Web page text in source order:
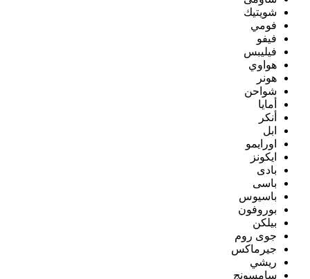
شويتيك
فومي
فيفو
فيليبس
هواوي
هونر
شواحن
أمايا
أنكر
ابل
اورايمو
ايكونز
بادى
باسى
باسيوس
بوروفون
بيلكن
جوى روم
جيرماكس
ريشي
سامسونج